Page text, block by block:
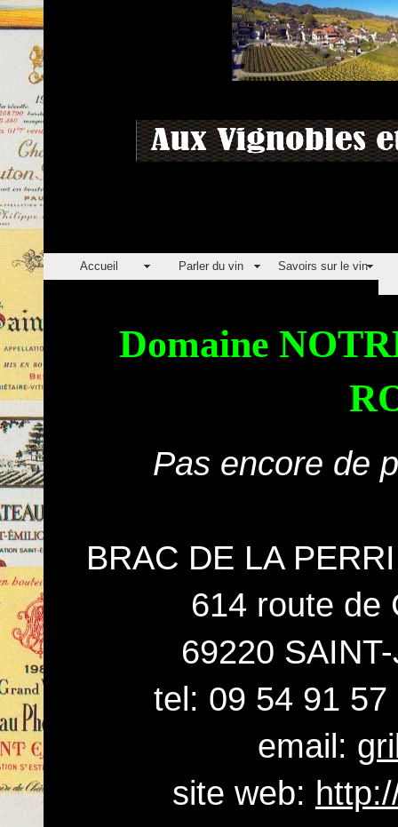
Accueil Parler du vin Savoirs sur le vin
Domaine
Pas encore de
BRAC DE LA
614 route de
69220
tel: 09 54 91
email:
site web: